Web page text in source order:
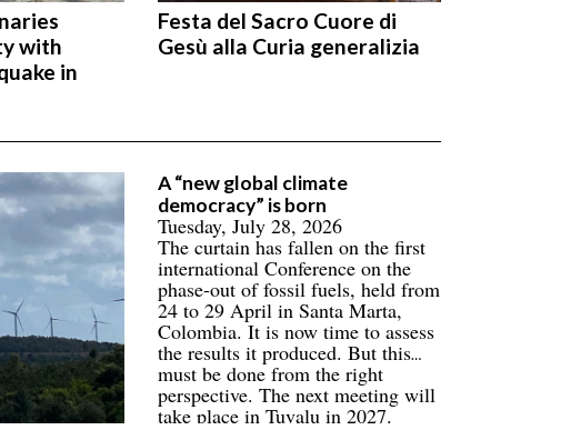
with
in
Festa del Sacro Cuore di
Gesù alla Curia generalizia
A “new global climate
democracy” is born
Tuesday, July 28, 2026
The curtain has fallen on the first
international Conference on the
phase-out of fossil fuels, held from
24 to 29 April in Santa Marta,
Colombia. It is now time to assess
the results it produced. But this
must be done from the right
perspective. The next meeting will
take place in Tuvalu in 2027.